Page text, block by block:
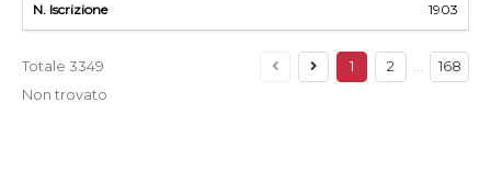
1903
Totale 3349 1 2 …
168
Non trovato